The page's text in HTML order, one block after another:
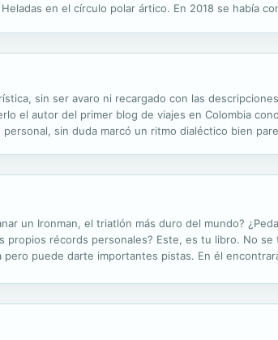
en el círculo polar ártico. En 2018 se había
sin ser avaro ni recargado con las
el autor del primer blog de viajes en Colombia
sin duda marcó un ritmo dialéctico bien
un Ironman, el triatlón más duro del mundo?
propios récords personales? Este, es tu libro. No
pero puede darte importantes pistas. En él